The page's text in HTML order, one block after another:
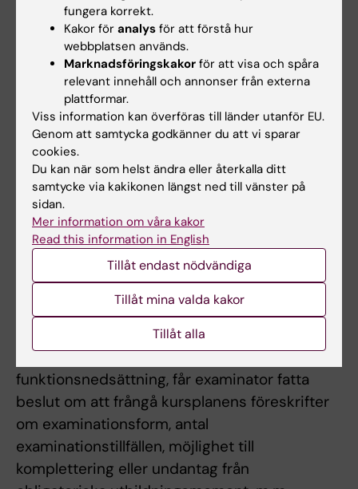
beteendeförändring
Skriftligt fördjupningsarbete
Student som ej är godkänd efter ordinarie
examinationstillfälle har rätt att delta vid
ytterligare fem examinationstillfällen. Om
studenten genomfört sex underkända
tentamina/prov ges inte något ytterligare
examinationstillfälle. Som examinationstillfälle
räknas de gånger studenten deltagit i ett och
samma prov. För sent inlämnade
examinationsuppgifter beaktas ej. Student
som inte lämnat in i tid hänvisas till
omtentamenstillfället.
Om det föreligger särskilda skäl, eller behov av
anpassning för student med
funktionsnedsättning, får examinator fatta
beslut om att frångå kursplanens föreskrifter
om examinationsform, antal
examinationstillfällen, möjlighet till
komplettering eller undantag från
fungera korrekt.
Kakor för analys för att förstå hur
webbplatsen används.
Marknadsföringskakor för att visa och spåra
relevant innehåll och annonser från externa
plattformar.
Viss information kan överföras till länder utanför EU.
Genom att samtycka godkänner du att vi sparar
cookies.
Du kan när som helst ändra eller återkalla ditt
samtycke via kakikonen längst ned till vänster på
sidan.
Mer information om våra kakor
Read this information in English
Tillåt endast nödvändiga
Tillåt mina valda kakor
Tillåt alla